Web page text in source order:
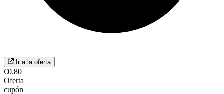
Ir a la oferta
€0.80
Oferta
cupón